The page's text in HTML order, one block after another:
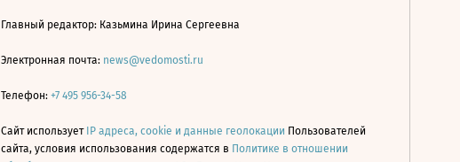
Главный редактор: Казьмина Ирина Сергеевна
Электронная почта: news@vedomosti.ru
Телефон: +7 495 956-34-58
Сайт использует IP адреса, cookie и данные геолокации Пользователей
сайта, условия использования содержатся в Политике в отношении